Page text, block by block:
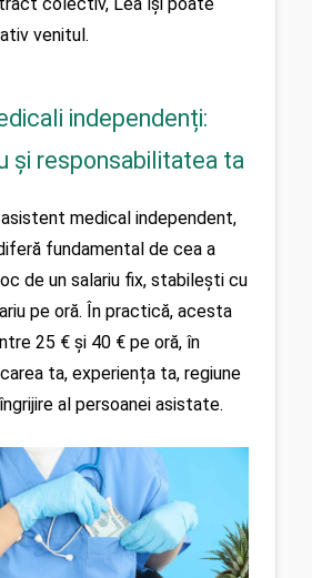
venitul.
independenți:
și responsabilitatea ta
medical independent,
fundamental de cea a
de un salariu fix, stabilești cu
pe oră. În practică, acesta
25 € și 40 € pe oră, în
ta, experiența ta, regiune
al persoanei asistate.